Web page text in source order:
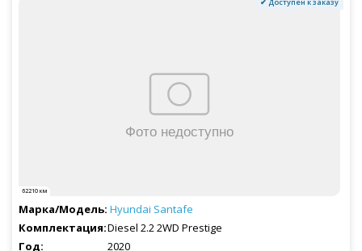
✔ Доступен к заказу
62210 км
Hyundai Santafe
Diesel 2.2 2WD Prestige
2020